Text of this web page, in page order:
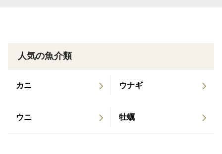
人気の魚介類
カニ ウナギ
ウニ 牡蠣